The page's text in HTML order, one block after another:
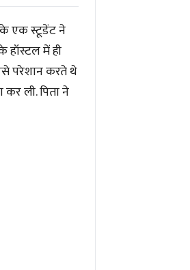
एक स्टूडेंट ने
हॉस्टल में ही
परेशान करते थे
ली. पिता ने